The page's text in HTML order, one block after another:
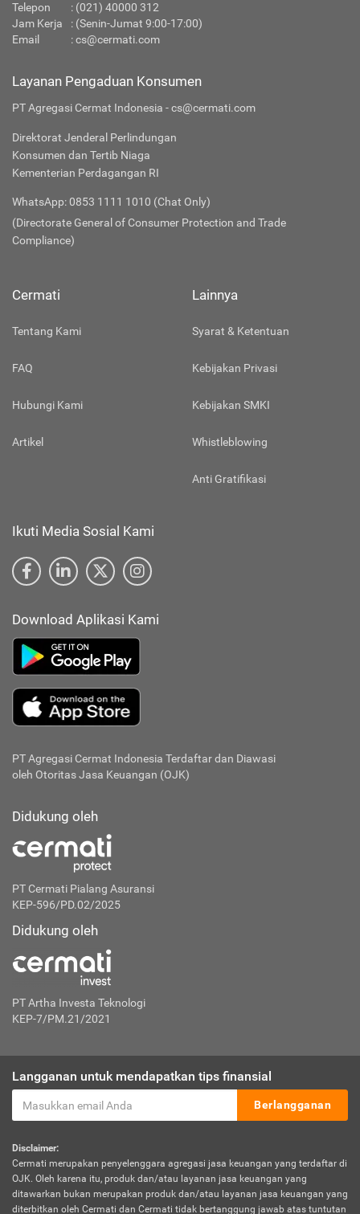
Telepon : (021) 40000 312
Jam Kerja
: (Senin-Jumat 9:00-17:00)
Email
:cs@cermati.com
Layanan Pengaduan Konsumen
PT Agregasi Cermat Indonesia - cs@cermati.com
Direktorat Jenderal Perlindungan
Konsumen dan Tertib Niaga
Kementerian Perdagangan RI
WhatsApp: 0853 1111 1010 (Chat Only)
(Directorate General of Consumer Protection and Trade
Compliance)
Cermati
Tentang Kami
FAQ
Hubungi Kami
Artikel
Lainnya
Syarat & Ketentuan
Kebijakan Privasi
Kebijakan SMKI
Whistleblowing
Anti Gratifikasi
Ikuti Media Sosial Kami
Download Aplikasi Kami
PT Agregasi Cermat Indonesia Terdaftar dan Diawasi
oleh Otoritas Jasa Keuangan (OJK)
Didukung oleh
PT Cermati Pialang Asuransi
KEP-596/PD.02/2025
Didukung oleh
PT Artha Investa Teknologi
KEP-7/PM.21/2021
Langganan untuk mendapatkan tips finansial
Berlangganan
Disclaimer:
Cermati merupakan penyelenggara agregasi jasa keuangan yang terdaftar di
OJK. Oleh karena itu, produk dan/atau layanan jasa keuangan yang
ditawarkan bukan merupakan produk dan/atau layanan jasa keuangan yang
diterbitkan oleh Cermati dan Cermati tidak bertanggung jawab atas tuntutan